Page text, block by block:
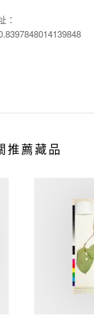
：
推薦藏品